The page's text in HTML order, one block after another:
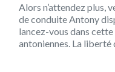
Alors n’attendez plus,
de conduite Antony
lancez-vous dans
antoniennes. La liberté